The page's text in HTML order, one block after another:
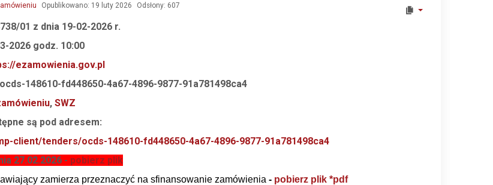
Opublikowano: 19 luty 2026 Odsłony: 607
01 z dnia 19-02-2026 r.
2026 godz. 10:00
ezamowienia.gov.pl
148610-fd448650-4a67-4896-9877-91a781498ca4
, SWZ
są pod adresem:
client/tenders/ocds-148610-fd448650-4a67-4896-9877-91a781498ca4
27.02.2026 - pobierz plik
zamierza przeznaczyć na sfinansowanie zamówienia - pobierz plik *pdf